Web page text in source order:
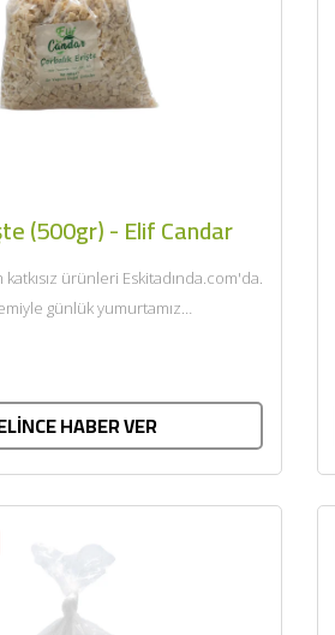
(500gr) - Elif Candar
katkısız ürünleri Eskitadında.com'da.
günlük yumurtamız
HABER VER